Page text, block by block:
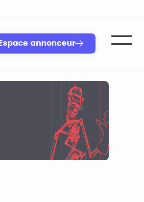
Espace annonceur